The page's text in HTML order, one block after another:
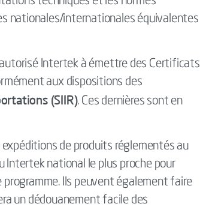
nationales/internationales équivalentes
Intertek à émettre des Certificats
aux dispositions des
(SIIR). Ces dernières sont en
de produits réglementés au
Intertek national le plus proche pour
Ils peuvent également faire
un dédouanement facile des